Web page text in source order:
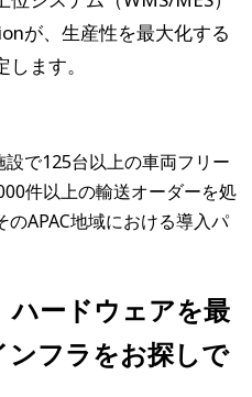
が、生産性を最大化する
ます。
で125台以上の車両フリー
件以上の輸送オーダーを処
APAC地域における導入パ
ハードウェアを最
ンフラをお探しで